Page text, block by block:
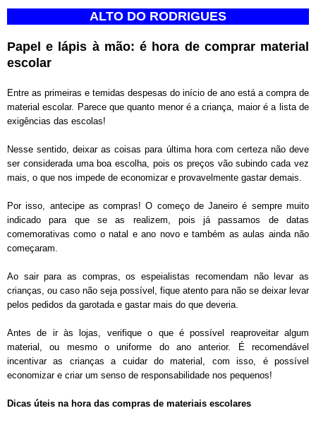
ALTO DO RODRIGUES
Papel e lápis à mão: é hora de comprar material
escolar
Entre as primeiras e temidas despesas do início de ano está a compra de
material escolar. Parece que quanto menor é a criança, maior é a lista de
exigências das escolas!
Nesse sentido, deixar as coisas para última horacom certeza não deve
ser considerada uma boa escolha, pois os preços vão subindo cada vez
mais, o que nos impede de economizar e provavelmente gastar demais.
Por isso, antecipe as compras! O começo de Janeiro é sempre muito
indicado para que se as realizem, pois já passamos de datas
comemorativas como o natal e ano novo e também as aulas ainda não
começaram.
Ao sair para as compras, os espeialistas recomendam não levar as
crianças, ou caso não seja possível, fique atento para não se deixar levar
pelos pedidos da garotada e gastar mais do que deveria.
Antes de ir às lojas, verifique o que é possível reaproveitar algum
material, ou mesmo o uniforme do ano anterior. É recomendável
incentivar as crianças a cuidar do material, com isso, é possível
economizar e criar um senso de responsabilidade nos pequenos!
Dicas úteis na hora das compras de materiais escolares